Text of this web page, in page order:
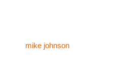
mike johnson